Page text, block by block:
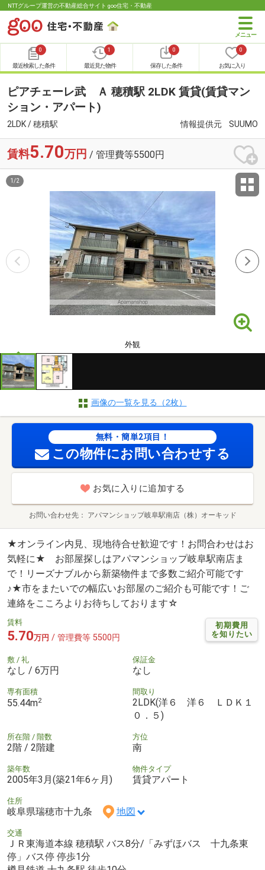
NTTグループ運営の不動産総合サイト goo住宅・不動産
0
最近検索した条件
1
最近見た物件
0
保存した条件
0
お気に入り
ピアチェーレ武 Ａ 穂積駅 2LDK 賃貸(賃貸マン
ション・アパート)
2LDK / 穂積駅 情報提供元 SUUMO
賃料5.70万円 / 管理費等5500円
外観
1 /2
画像の一覧を見る（2枚）
無料・簡単2項目！
この物件にお問い合わせする
お気に入りに追加する
お問い合わせ先 アパマンショップ岐阜駅南店（株）オーキッド
★オンライン内見、現地待合せ歓迎です！お問合わせはお
気軽に★ お部屋探しはアパマンショップ岐阜駅南店ま
で！リーズナブルから新築物件まで多数ご紹介可能です
♪★市をまたいでの幅広いお部屋のご紹介も可能です！ご
連絡をこころよりお待ちしております☆
初期費用
を知りたい
賃料
5.70万円 / 管理費等 5500円
敷 / 礼
なし / 6万円
保証金
なし
専有面積
55.44m2
間取り
2LDK(洋６ 洋６ ＬＤＫ１
０．５)
所在階 / 階数
2階 / 2階建
方位
南
築年数
2005年3月(築21年6ヶ月)
物件タイプ
賃貸アパート
住所
岐阜県瑞穂市十九条 地図
交通
ＪＲ東海道本線 穂積駅 バス8分/「みずほバス 十九条東
停」バス停 停歩1分